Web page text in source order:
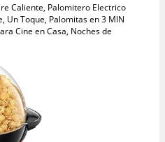
Caliente, Palomitero Electrico
Un Toque, Palomitas en 3 MIN
Cine en Casa, Noches de